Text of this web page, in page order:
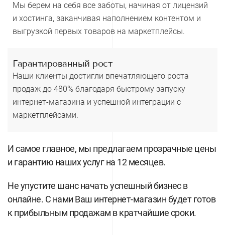
Мы берем на себя все заботы, начиная от лицензий
и хостинга, заканчивая наполнением контентом и
выгрузкой первых товаров на маркетплейсы.
Гарантированный рост
Наши клиенты достигли впечатляющего роста
продаж до 480% благодаря быстрому запуску
интернет-магазина и успешной интеграции с
маркетплейсами.
И самое главное, мы предлагаем прозрачные цены
и гарантию наших услуг на 12 месяцев.
Не упустите шанс начать успешный бизнес в
онлайне. С нами Ваш интернет-магазин будет готов
к прибыльным продажам в кратчайшие сроки.